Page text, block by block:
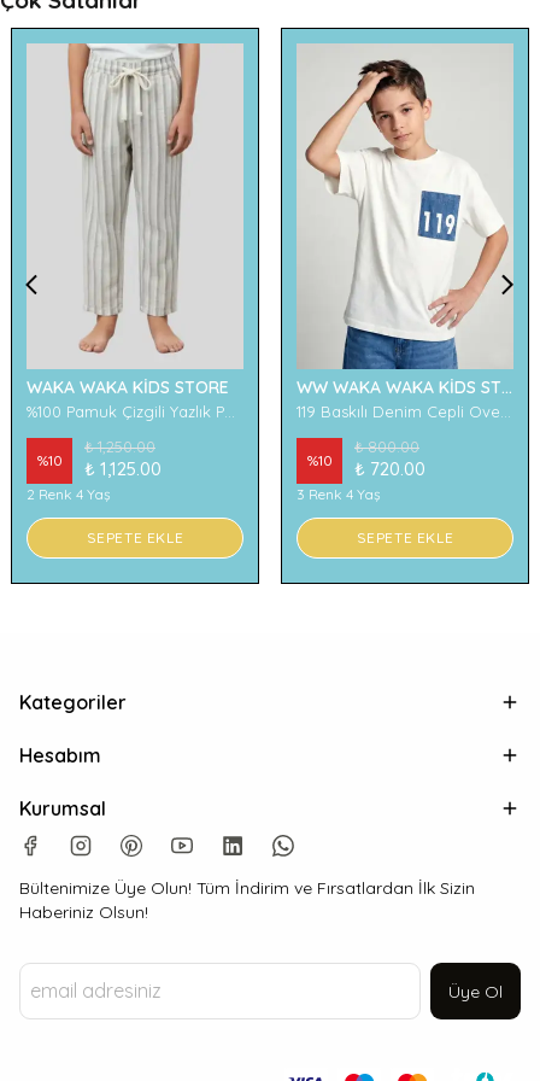
WAKA WAKA KİDS STORE
%10
₺ 1,250.00
₺ 1,125.00
2 Renk 4 Yaş
SEPETE EKLE
WW WAKA WAKA KİDS STORE
%10
₺ 800.00
₺ 720.00
3 Renk 4 Yaş
SEPETE EKLE
Kategoriler
Hesabım
Kurumsal
Bültenimize Üye Olun! Tüm İndirim ve Fırsatlardan İlk Sizin
Haberiniz Olsun!
Üye Ol